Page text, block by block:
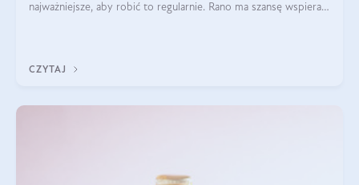
najważniejsze, aby robić to regularnie. Rano ma szansę wspierać
CZYTAJ